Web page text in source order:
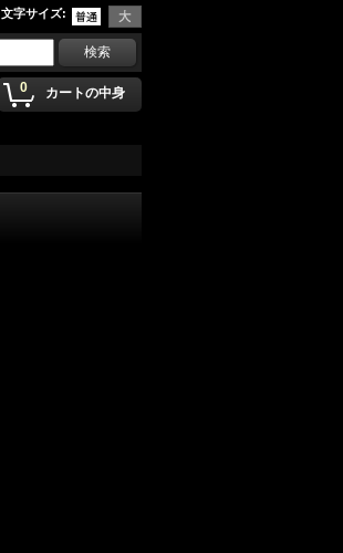
文字サイズ:
0 カートの中身